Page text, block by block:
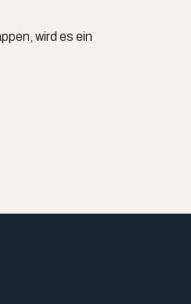
wird es ein